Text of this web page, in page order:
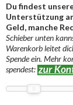
Du findest
Unterstützung
Geld, manche
Schieber unten
Warenkorb leitet
Spende ein. Mehr
spendest: